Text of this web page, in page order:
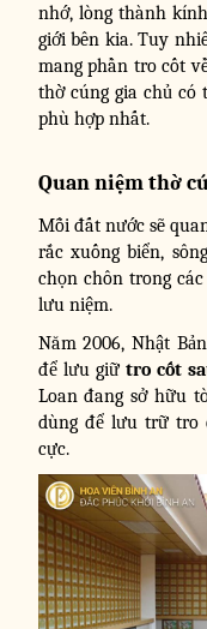
nhớ, lòng thành
giới bên kia. Tuy
mang phần tro cốt
thờ cúng gia chủ
phù hợp nhất.
Quan niệm thờ
Mỗi đất nước sẽ
rắc xuống biển,
chọn chôn trong
lưu niệm.
Năm 2006, Nhật
để lưu giữ tro cốt
Loan đang sở hữu
dùng để lưu trữ tro
cực.